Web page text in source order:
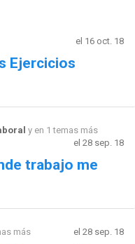
el 16 oct. 18
Ejercicios
y en 1 temas más
el 28 sep. 18
trabajo me
más el 28 sep. 18